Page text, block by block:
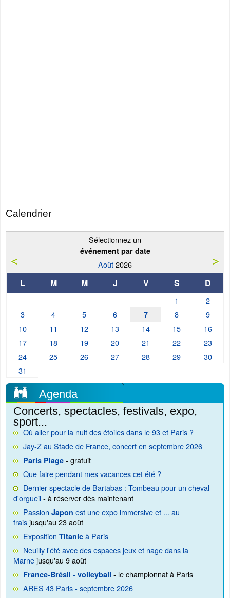
Calendrier
Sélectionnez un
événement par date
Août2026
L M M J V S D
1
2
3
4 5 6 7 8
9
10
11 12 13 14 15
16
17
18 19 20 21 22
23
24
25 26 27 28 29
30
31
Agenda
Concerts, spectacles, festivals, expo,
sport...
Où aller pour la nuit des étoiles dans le 93 et Paris ?
Jay-Z au Stade de France, concert en septembre 2026
Paris Plage - gratuit
Que faire pendant mes vacances cet été ?
Dernier spectacle de Bartabas : Tombeau pour un cheval
d'orgueil- à réserver dès maintenant
Passion Japon est une expo immersive et ... au
fraisjusqu'au 23 août
Exposition Titanic à Paris
Neuilly l'été avec des espaces jeux et nage dans la
Marnejusqu'au 9 août
France-Brésil - volleyball - le championnat à Paris
ARES 43 Paris - septembre 2026